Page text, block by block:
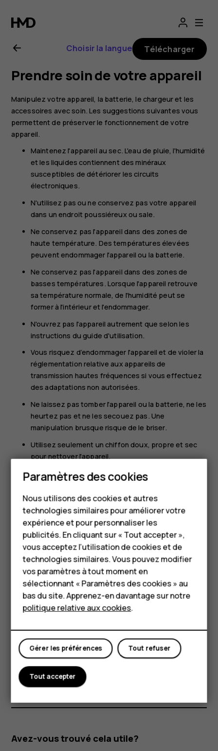
Guide
de
l'utilisateur
Nokia
8.1
Smartphones
Téléphones classiques
Accessoires
HMD Terra M
Pour les entreprises
Tablettes
Boutique
Choisir la langue Télécharger
Prendre soin de votre appareil
Manipulez votre appareil, la batterie, le chargeur et les
accessoires avec soin. Les suggestions suivantes vous
permettent de préserver le fonctionnement de votre
appareil.
Maintenez l'appareil au sec. L'eau de pluie, l'humidité
et les liquides contiennent des minéraux
susceptibles de détériorer les circuits
électroniques.
N'utilisez pas ou ne conservez pas votre appareil
dans un endroit poussiéreux ou sale.
Ne conservez pas l'appareil dans des zones de
haute température. Des températures élevées
peuvent endommager l'appareil ou la batterie.
Ne conservez pas l'appareil dans des zones de
basses températures. Lorsque l'appareil retrouve
sa température normale, de l'humidité peut se
former à l'intérieur et l'endommager.
N'ouvrez pas l'appareil autrement que selon les
instructions du guide d'utilisation.
Vous risquez d’endommager l'appareil et de violer la
réglementation relative aux appareils de
transmission hautes fréquences si vous effectuez
des adaptations non autorisées.
Ne laissez pas tomber l'appareil ou la batterie, ne les
heurtez pas et ne les secouez pas. Une
manipulation brusque risque de le briser.
Utilisez seulement un chiffon doux, propre et sec
pour nettoyer l'appareil.
Ne peignez pas l'appareil. La peinture risque
Éloignez l'appareil de tout aimant ou champ
magnétique.
Pour conserver vos données importantes en
sécurité, enregistrez-les au moins à deux endroits
distincts, par exemple sur votre appareil, sur une
carte mémoire ou sur un ordinateur, ou consignez
les informations importantes.
En cas d'utilisation intensive, l'appareil peut chauffer. Cela
est tout à fait normal dans la plupart des cas. Pour éviter
ralentir, fermer des applications, désactiver le chargement
et, si nécessaire, se mettre hors tension. Si l'appareil ne
fonctionne pas correctement, confiez-le au centre de
service agréé le plus proche.
Avez-vous trouvé cela utile?
Paramètres des cookies
Nous utilisons des cookies et autres
technologies similaires pour améliorer votre
expérience et pour personnaliser les
publicités. En cliquant sur « Tout accepter »,
vous acceptez l’utilisation de cookies et de
technologies similaires. Vous pouvez modifier
vos paramètres à tout moment en
sélectionnant « Paramètres des cookies » au
bas du site. Apprenez-en davantage sur notre
politique relative aux cookies.
Tout refuser
Gérer les préférences
Tout accepter